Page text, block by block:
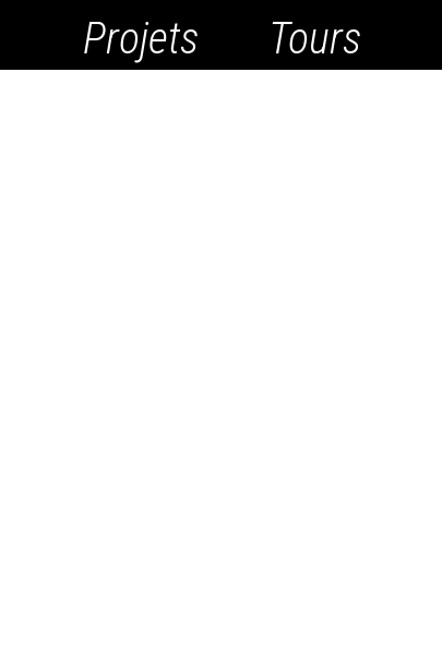
Projets Tours